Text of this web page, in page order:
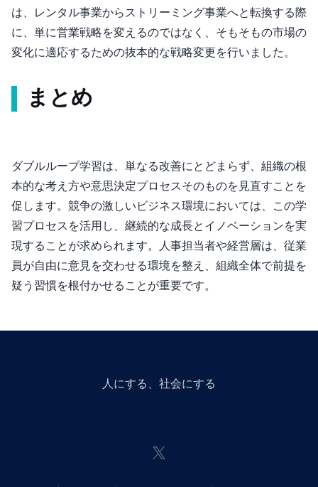
Netflixは、DVDレンタル事業からストリーミング事業へと転換する際
に、単に営業戦略を変えるのではなく、そもそもの市場の
変化に適応するための抜本的な戦略変更を行いました。
まとめ
ダブルループ学習は、単なる改善にとどまらず、組織の根
本的な考え方や意思決定プロセスそのものを見直すことを
促します。競争の激しいビジネス環境においては、この学
習プロセスを活用し、継続的な成長とイノベーションを実
現することが求められます。人事担当者や経営層は、従業
員が自由に意見を交わせる環境を整え、組織全体で前提を
疑う習慣を根付かせることが重要です。
人にGiveする、社会にGiveする